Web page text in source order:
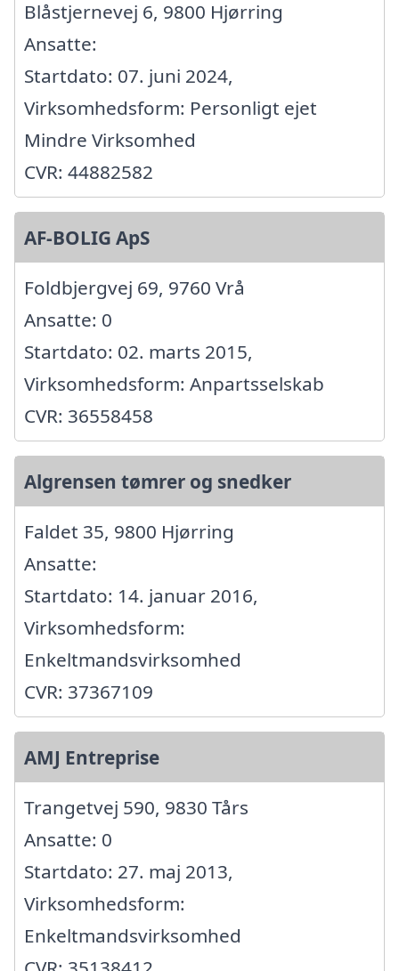
Blåstjernevej 6, 9800 Hjørring
Ansatte:
Startdato: 07. juni 2024,
Virksomhedsform: Personligt ejet
Mindre Virksomhed
CVR: 44882582
AF-BOLIG ApS
Foldbjergvej 69, 9760 Vrå
Ansatte: 0
Startdato: 02. marts 2015,
Virksomhedsform: Anpartsselskab
CVR: 36558458
Algrensen tømrer og snedker
Faldet 35, 9800 Hjørring
Ansatte:
Startdato: 14. januar 2016,
Virksomhedsform:
Enkeltmandsvirksomhed
CVR: 37367109
AMJ Entreprise
Trangetvej 590, 9830 Tårs
Ansatte: 0
Startdato: 27. maj 2013,
Virksomhedsform:
Enkeltmandsvirksomhed